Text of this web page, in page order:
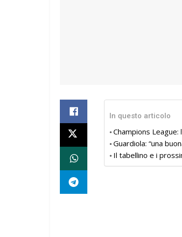
In questo articolo
Champions
Guardiola: “una
Il tabellino e i